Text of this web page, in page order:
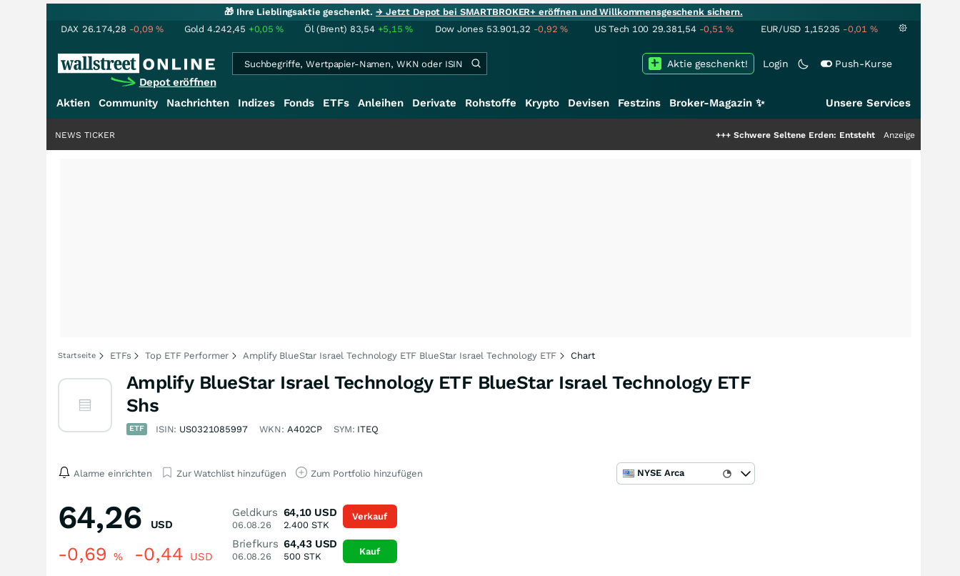
🎁 Ihre Lieblingsaktie geschenkt.→ Jetzt Depot bei SMARTBROKER+ eröffnen und Willkommensgeschenk sichern.
DAX 26.174,28 -0,09% Gold 4.242,45 +0,05% Öl (Brent) 83,54 +5,15% Dow Jones 53.901,32 -0,92% US Tech 100 29.381,54 -0,51% EUR/USD 1,15235 -0,01 %
Depot eröffnen
Login Push-Kurse
Aktie geschenkt!
Aktien Community Nachrichten Indizes Fonds ETFs Anleihen Derivate Rohstoffe Krypto Devisen Festzins Broker-Magazin ✨ Unsere Services
Schwere Seltene Erden: Entsteht hier die nächste
Anzeige
NEWS TICKER
Startseite ETFs Top ETF Performer Amplify BlueStar Israel Technology ETF BlueStar Israel Technology ETF Chart
Amplify BlueStar Israel Technology ETF BlueStar Israel Technology ETF
Shs
ETF ISIN: US0321085997 WKN: A402CP SYM: ITEQ
Alarme einrichten Zur Watchlist hinzufügen Zum Portfolio hinzufügen NYSE Arca
64,26 USD
-0,69 % -0,44 USD
Geldkurs
06.08.26
64,10 USD
2.400STK
Briefkurs
06.08.26
64,43 USD
500STK
Verkauf
Kauf